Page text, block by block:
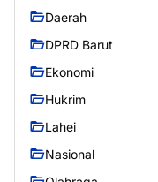
Daerah
DPRD Barut
Ekonomi
Hukrim
Lahei
Nasional